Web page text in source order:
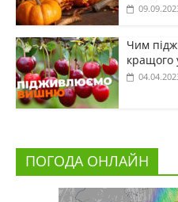
Чим
кращого
ПОГОДА ОНЛАЙН